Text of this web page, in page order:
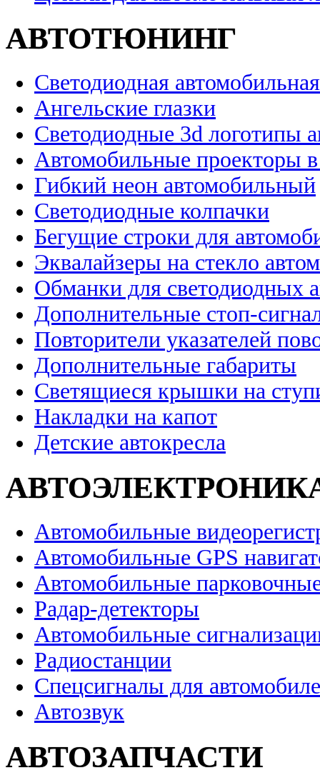
АВТОТЮНИНГ
Светодиодная
Ангельские глазки
Светодиодные 3d логотипы
Автомобильные проекторы
Гибкий неон автомобильный
Светодиодные колпачки
Бегущие строки для
Эквалайзеры на стекло
Обманки для светодиодных
Дополнительные стоп-
Повторители указателей
Дополнительные габариты
Светящиеся крышки на
Накладки на капот
Детские автокресла
Автомобильные
Автомобильные GPS
Автомобильные
Радар-детекторы
Автомобильные
Радиостанции
Спецсигналы для
Автозвук
АВТОЗАПЧАСТИ